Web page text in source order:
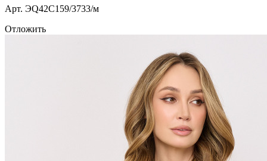
Арт. ЭQ42C159/3733/м
Отложить